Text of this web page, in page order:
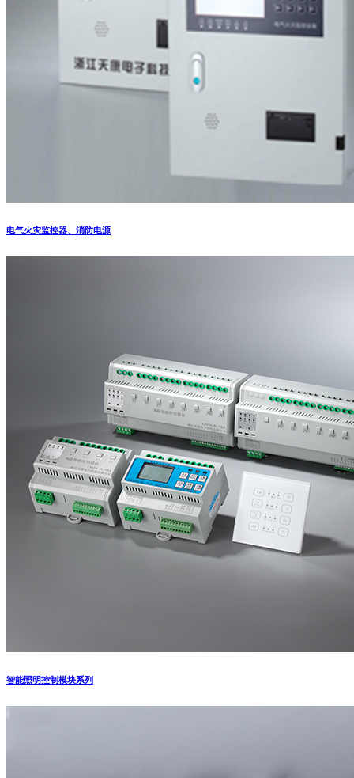
电气火灾监控器、消防电源
智能照明控制模块系列